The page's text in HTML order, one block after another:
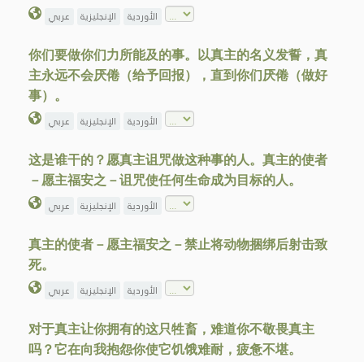
عربي الإنجليزية الأوردية
你们要做你们力所能及的事。以真主的名义发誓，真
主永远不会厌倦（给予回报），直到你们厌倦（做好
事）。
عربي الإنجليزية الأوردية
这是谁干的？愿真主诅咒做这种事的人。真主的使者
－愿主福安之－诅咒使任何生命成为目标的人。
عربي الإنجليزية الأوردية
真主的使者－愿主福安之－禁止将动物捆绑后射击致
死。
عربي الإنجليزية الأوردية
对于真主让你拥有的这只牲畜，难道你不敬畏真主
吗？它在向我抱怨你使它饥饿难耐，疲惫不堪。